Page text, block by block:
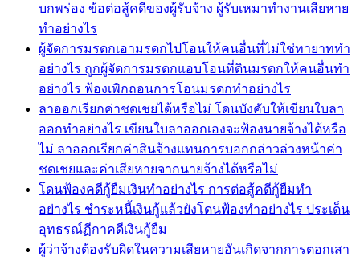
บกพร่อง ข้อต่อสู้คดีของผู้รับจ้าง ผู้รับเหมาทำงานเสียหาย
ทำอย่างไร
ผู้จัดการมรดกเอามรดกไปโอนให้คนอื่นที่ไม่ใช่ทายาททำ
อย่างไร ถูกผู้จัดการมรดกแอบโอนที่ดินมรดกให้คนอื่นทำ
อย่างไร ฟ้องเพิกถอนการโอนมรดกทำอย่างไร
ลาออกเรียกค่าชดเชยได้หรือไม่ โดนบังคับให้เขียนใบลา
ออกทำอย่างไร เขียนใบลาออกเองจะฟ้องนายจ้างได้หรือ
ไม่ ลาออกเรียกค่าสินจ้างแทนการบอกกล่าวล่วงหน้าค่า
ชดเชยและค่าเสียหายจากนายจ้างได้หรือไม่
โดนฟ้องคดีกู้ยืมเงินทำอย่างไร การต่อสู้คดีกู้ยืมทำ
อย่างไร ชำระหนี้เงินกู้แล้วยังโดนฟ้องทำอย่างไร ประเด็น
อุทธรณ์ฏีกาคดีเงินกู้ยืม
ผู้ว่าจ้างต้องรับผิดในความเสียหายอันเกิดจากการตอกเสา